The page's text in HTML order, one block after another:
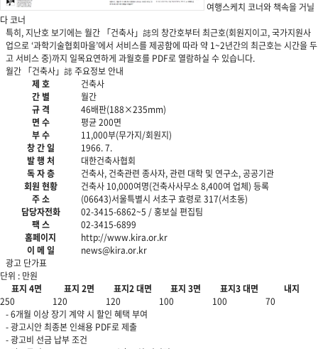
여행스케치 코너와 책속을 거닐
다 코너
특히, 지난호 보기에는 월간 「건축사」誌의 창간호부터 최근호(회원지이고, 국가지원사
업으로 ‘과학기술협회마을’에서 서비스를 제공함에 따라 약 1~2년간의 최근호는 시간을 두
고 서비스 중)까지 일목요연하게 과월호를 PDF로 열람하실 수 있습니다.
월간 「건축사」誌 주요정보 안내
제 호
건축사
간 별
월간
규 격
46배판(188×235mm)
면 수
평균 200면
부 수
11,000부(무가지/회원지)
창 간 일
1966. 7.
발 행 처
대한건축사협회
독 자 층
건축사, 건축관련 종사자, 관련 대학 및 연구소, 공공기관
회원 현황
건축사 10,000여명(건축사사무소 8,400여 업체) 등록
주 소
(06643)서울특별시 서초구 효령로 317(서초동)
담당자전화
02-3415-6862~5 / 홍보실 편집팀
팩 스
02-3415-6899
홈페이지
http://www.kira.or.kr
이 메 일
news@kira.or.kr
광고 단가표
단위 : 만원
표지 4면
표지 2면 표지2 대면 표지 3면 표지3 대면
내지
250
120 120 100 100
70
- 6개월 이상 장기 계약 시 할인 혜택 부여
- 광고시안 최종본 인쇄용 PDF로 제출
- 광고비 선금 납부 조건